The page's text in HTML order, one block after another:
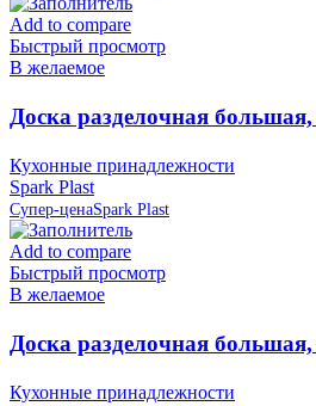
Add to compare
Быстрый просмотр
В желаемое
Доска разделочная
Кухонные принадлежности
Spark Plast
Супер-ценаSpark Plast
Add to compare
Быстрый просмотр
В желаемое
Доска разделочная
Кухонные принадлежности